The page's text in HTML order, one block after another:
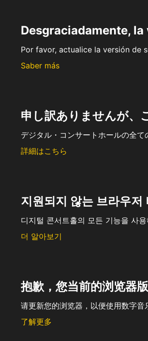
Desgraciadamente,
Por favor, actualice la versión de
Saber más
申し訳ありませんが、
デジタル・コンサートホールの全て
詳細はこちら
지원되지 않는 브라우저
디지털 콘서트홀의 모든 기능을 사
더 알아보기
抱歉，您当前的浏览器
请更新您的浏览器，以便使用数字音
了解更多